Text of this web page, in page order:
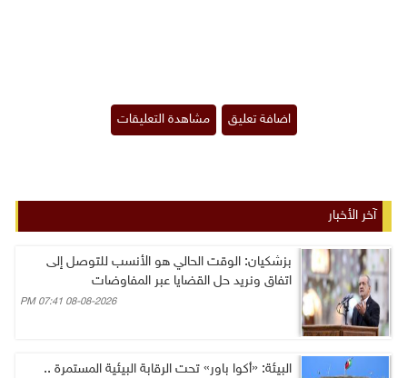
آخر الأخبار
بزشكيان: الوقت الحالي هو الأنسب للتوصل إلى
اتفاق ونريد حل القضايا عبر المفاوضات
08-08-2026 07:41 PM
البيئة: «أكوا باور» تحت الرقابة البيئية المستمرة ..